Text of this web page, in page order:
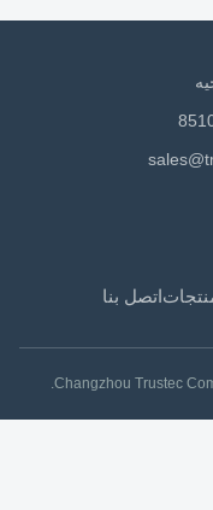
اتصل بنا